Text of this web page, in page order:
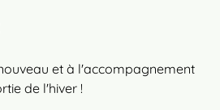
et à l'accompagnement
de l'hiver !